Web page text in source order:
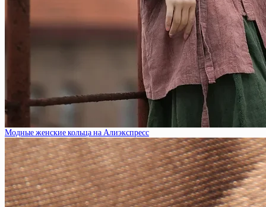
Модные женские кольца на Алиэкспресс